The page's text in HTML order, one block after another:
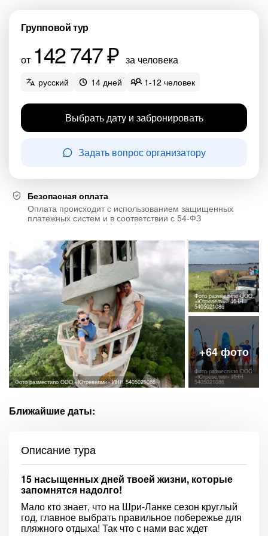
Групповой тур
от 142 747 ₽ за человека
русский 14 дней 1-12 человек
Выбрать дату и забронировать
Задать вопрос организатору
Безопасная оплата
Оплата происходит с использованием защищенных
платежных систем и в соответствии с 54-ФЗ
Фото разместило ООО «Ютревелми» ИНН 5405021086
Фото разместило ООО
«Ютревелми» ИНН
5405021086
Фото разместило ООО
«Ютревелми» ИНН
5405021086
Ближайшие даты:
Описание тура
15 насыщенных дней твоей жизни, которые
запомнятся надолго!
Мало кто знает, что на Шри-Ланке сезон круглый
год, главное выбрать правильное побережье для
пляжного отдыха! Так что с нами вас ждет